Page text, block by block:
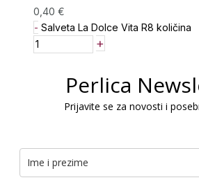
0,40 €
- Salveta La Dolce Vita R8 količina
+
Perlica
Prijavite se za novosti i